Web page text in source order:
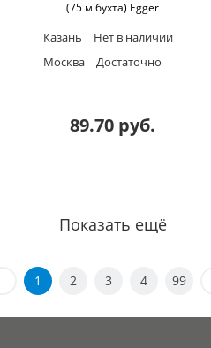
(75 м бухта) Egger
Казань
Нет в наличии
Москва
Достаточно
89.70 руб.
Показать ещё
1 2 3 4 99